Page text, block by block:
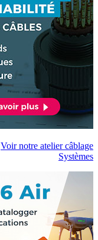
Voir notre atelier câblage
Systèmes